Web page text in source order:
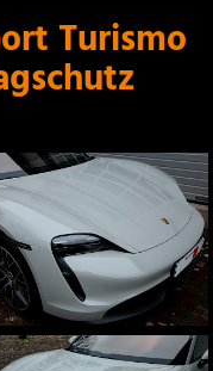
Turismo